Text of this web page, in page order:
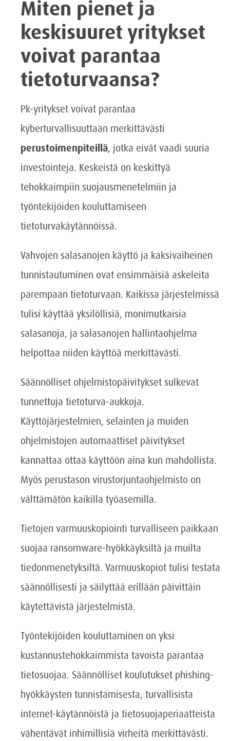
Miten pienet ja
keskisuuret yritykset
voivat parantaa
tietoturvaansa?
Pk-yritykset voivat parantaa
kyberturvallisuuttaan merkittävästi
perustoimenpiteillä, jotka eivät vaadi suuria
investointeja. Keskeistä on keskittyä
tehokkaimpiin suojausmenetelmiin ja
työntekijöiden kouluttamiseen
tietoturvakäytännöissä.
Vahvojen salasanojen käyttö ja kaksivaiheinen
tunnistautuminen ovat ensimmäisiä askeleita
parempaan tietoturvaan. Kaikissa järjestelmissä
tulisi käyttää yksilöllisiä, monimutkaisia
salasanoja, ja salasanojen hallintaohjelma
helpottaa niiden käyttöä merkittävästi.
Säännölliset ohjelmistopäivitykset sulkevat
tunnettuja tietoturva-aukkoja.
Käyttöjärjestelmien, selainten ja muiden
ohjelmistojen automaattiset päivitykset
kannattaa ottaa käyttöön aina kun mahdollista.
Myös perustason virustorjuntaohjelmisto on
välttämätön kaikilla työasemilla.
Tietojen varmuuskopiointi turvalliseen paikkaan
suojaa ransomware-hyökkäyksiltä ja muilta
tiedonmenetyksiltä. Varmuuskopiot tulisi testata
säännöllisesti ja säilyttää erillään päivittäin
käytettävistä järjestelmistä.
Työntekijöiden kouluttaminen on yksi
kustannustehokkaimmista tavoista parantaa
tietosuojaa. Säännölliset koulutukset phishing-
hyökkäysten tunnistamisesta, turvallisista
internet-käytännöistä ja tietosuojaperiaatteista
vähentävät inhimillisiä virheitä merkittävästi.